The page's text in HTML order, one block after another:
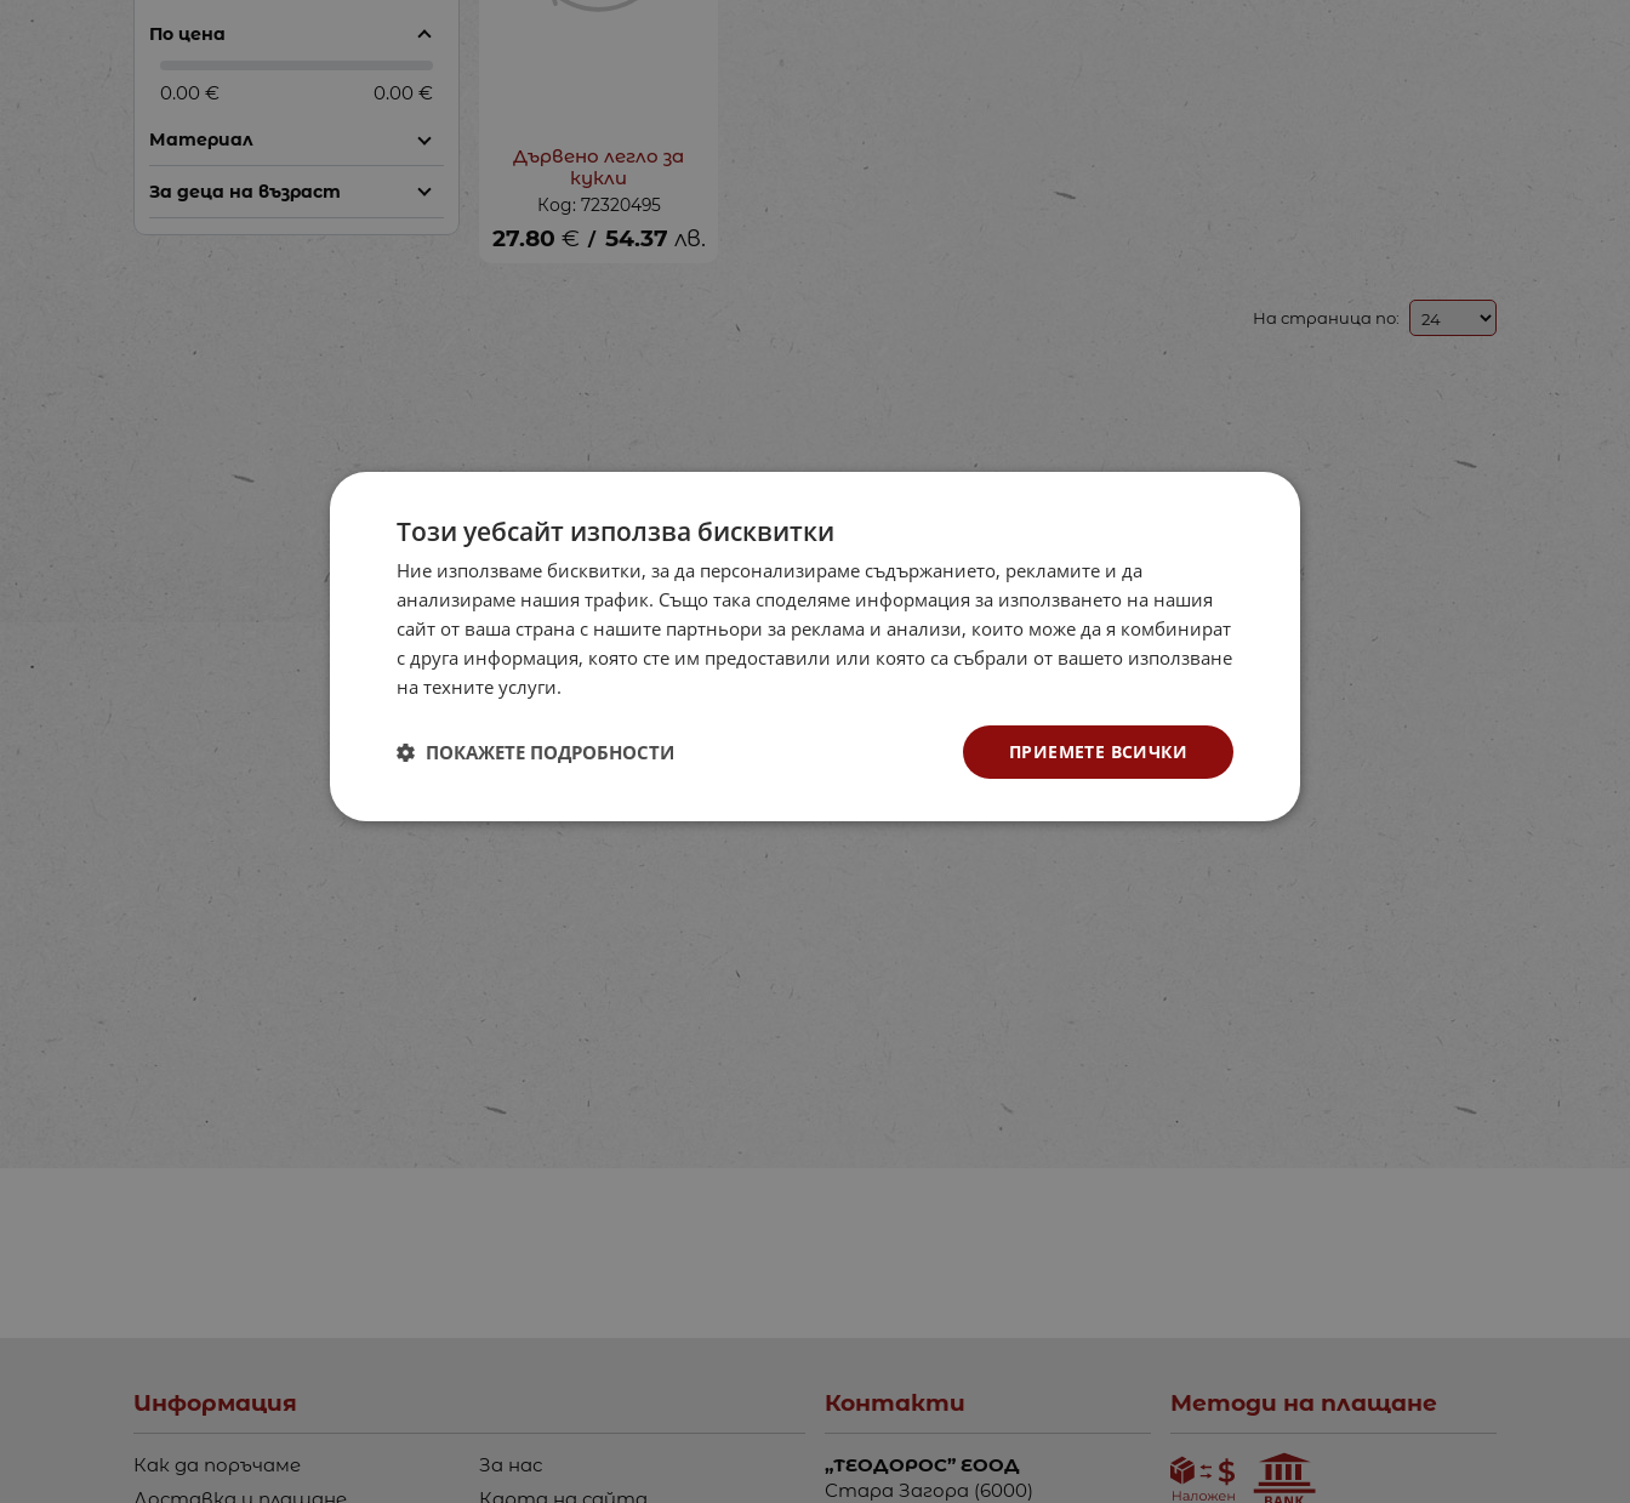
Дървено легло за
кукли
Код: 72320495
27.80 € / 54.37 лв.
На страница по:
По цена
0.00 € 0.00 €
Материал
За деца на възраст
Информация
Как да поръчаме
За нас
Контакти
„ТЕОДОРОС” ЕООД
Стара Загора (6000)
Методи на плащане
Този уебсайт използва бисквитки
Ние използваме бисквитки, за да персонализираме съдържанието, рекламите и да
анализираме нашия трафик. Също така споделяме информация за използването на нашия
сайт от ваша страна с нашите партньори за реклама и анализи, които може да я комбинират
с друга информация, която сте им предоставили или която са събрали от вашето използване
на техните услуги.
ПРИЕМЕТЕ ВСИЧКИ
ПОКАЖЕТЕ ПОДРОБНОСТИ